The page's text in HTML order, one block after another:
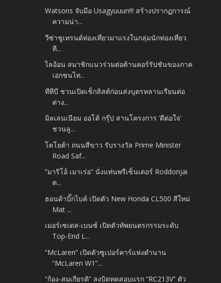
Watsons จับมือ Usagyuuun!!! สร้างปรากฏการณ์
ความน่า...
วีซ่าชูเทรนด์ท่องเที่ยวมาแรงในกลุ่มนักท่องเที่ยว
ที...
ไลอ้อน สมาชิกแนวร่วมต่อต้านคอร์รัปชันของภาค
เอกชนไท...
ทีทีบี ชวนเปิดเช็กลิสต์ก่อนส่งบุตรหลานเรียนต่อ
ต่าง...
มิลเลนเนียม ออโต้ กรุ๊ป สานโครงการ ‘ดีต่อใจ’
ชวนลู...
โตโยต้า ถนนสีขาว รับรางวัล Prime Minister
Road Saf...
“มาริโอ้ เมาเร่อ” นั่งแท่นพรีเซ็นเตอร์ Roddonjai
ต...
ฮอนด้าบิ๊กไบค์ เปิดตัว New Honda CL500 สีใหม่
Mat ...
เมอร์เซเดส-เบนซ์ เปิดตัวทัพยนตรกรรมระดับ
Top-End L...
“McLaren” เปิดตัวซูเปอร์คาร์แห่งตำนาน
“McLaren W1”...
“ก้อง-สมเกียรติ” ลงบิดทดสอบแรก “RC213V” ตัว